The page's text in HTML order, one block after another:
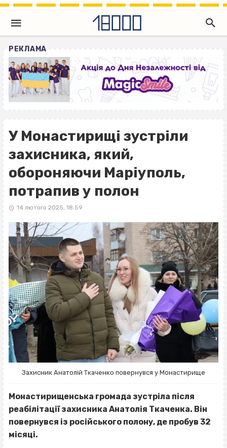
РЕКЛАМА
У Монастирищі зустріли
захисника, який,
обороняючи Маріуполь,
потрапив у полон
14 лютого 2025, 18:59
Захисник Анатолій Ткаченко повернувся у Монастирище
Монастирищенська громада зустріла після
реабілітації захисника Анатолія Ткаченка. Він
повернувся із російського полону, де пробув 32
місяці.